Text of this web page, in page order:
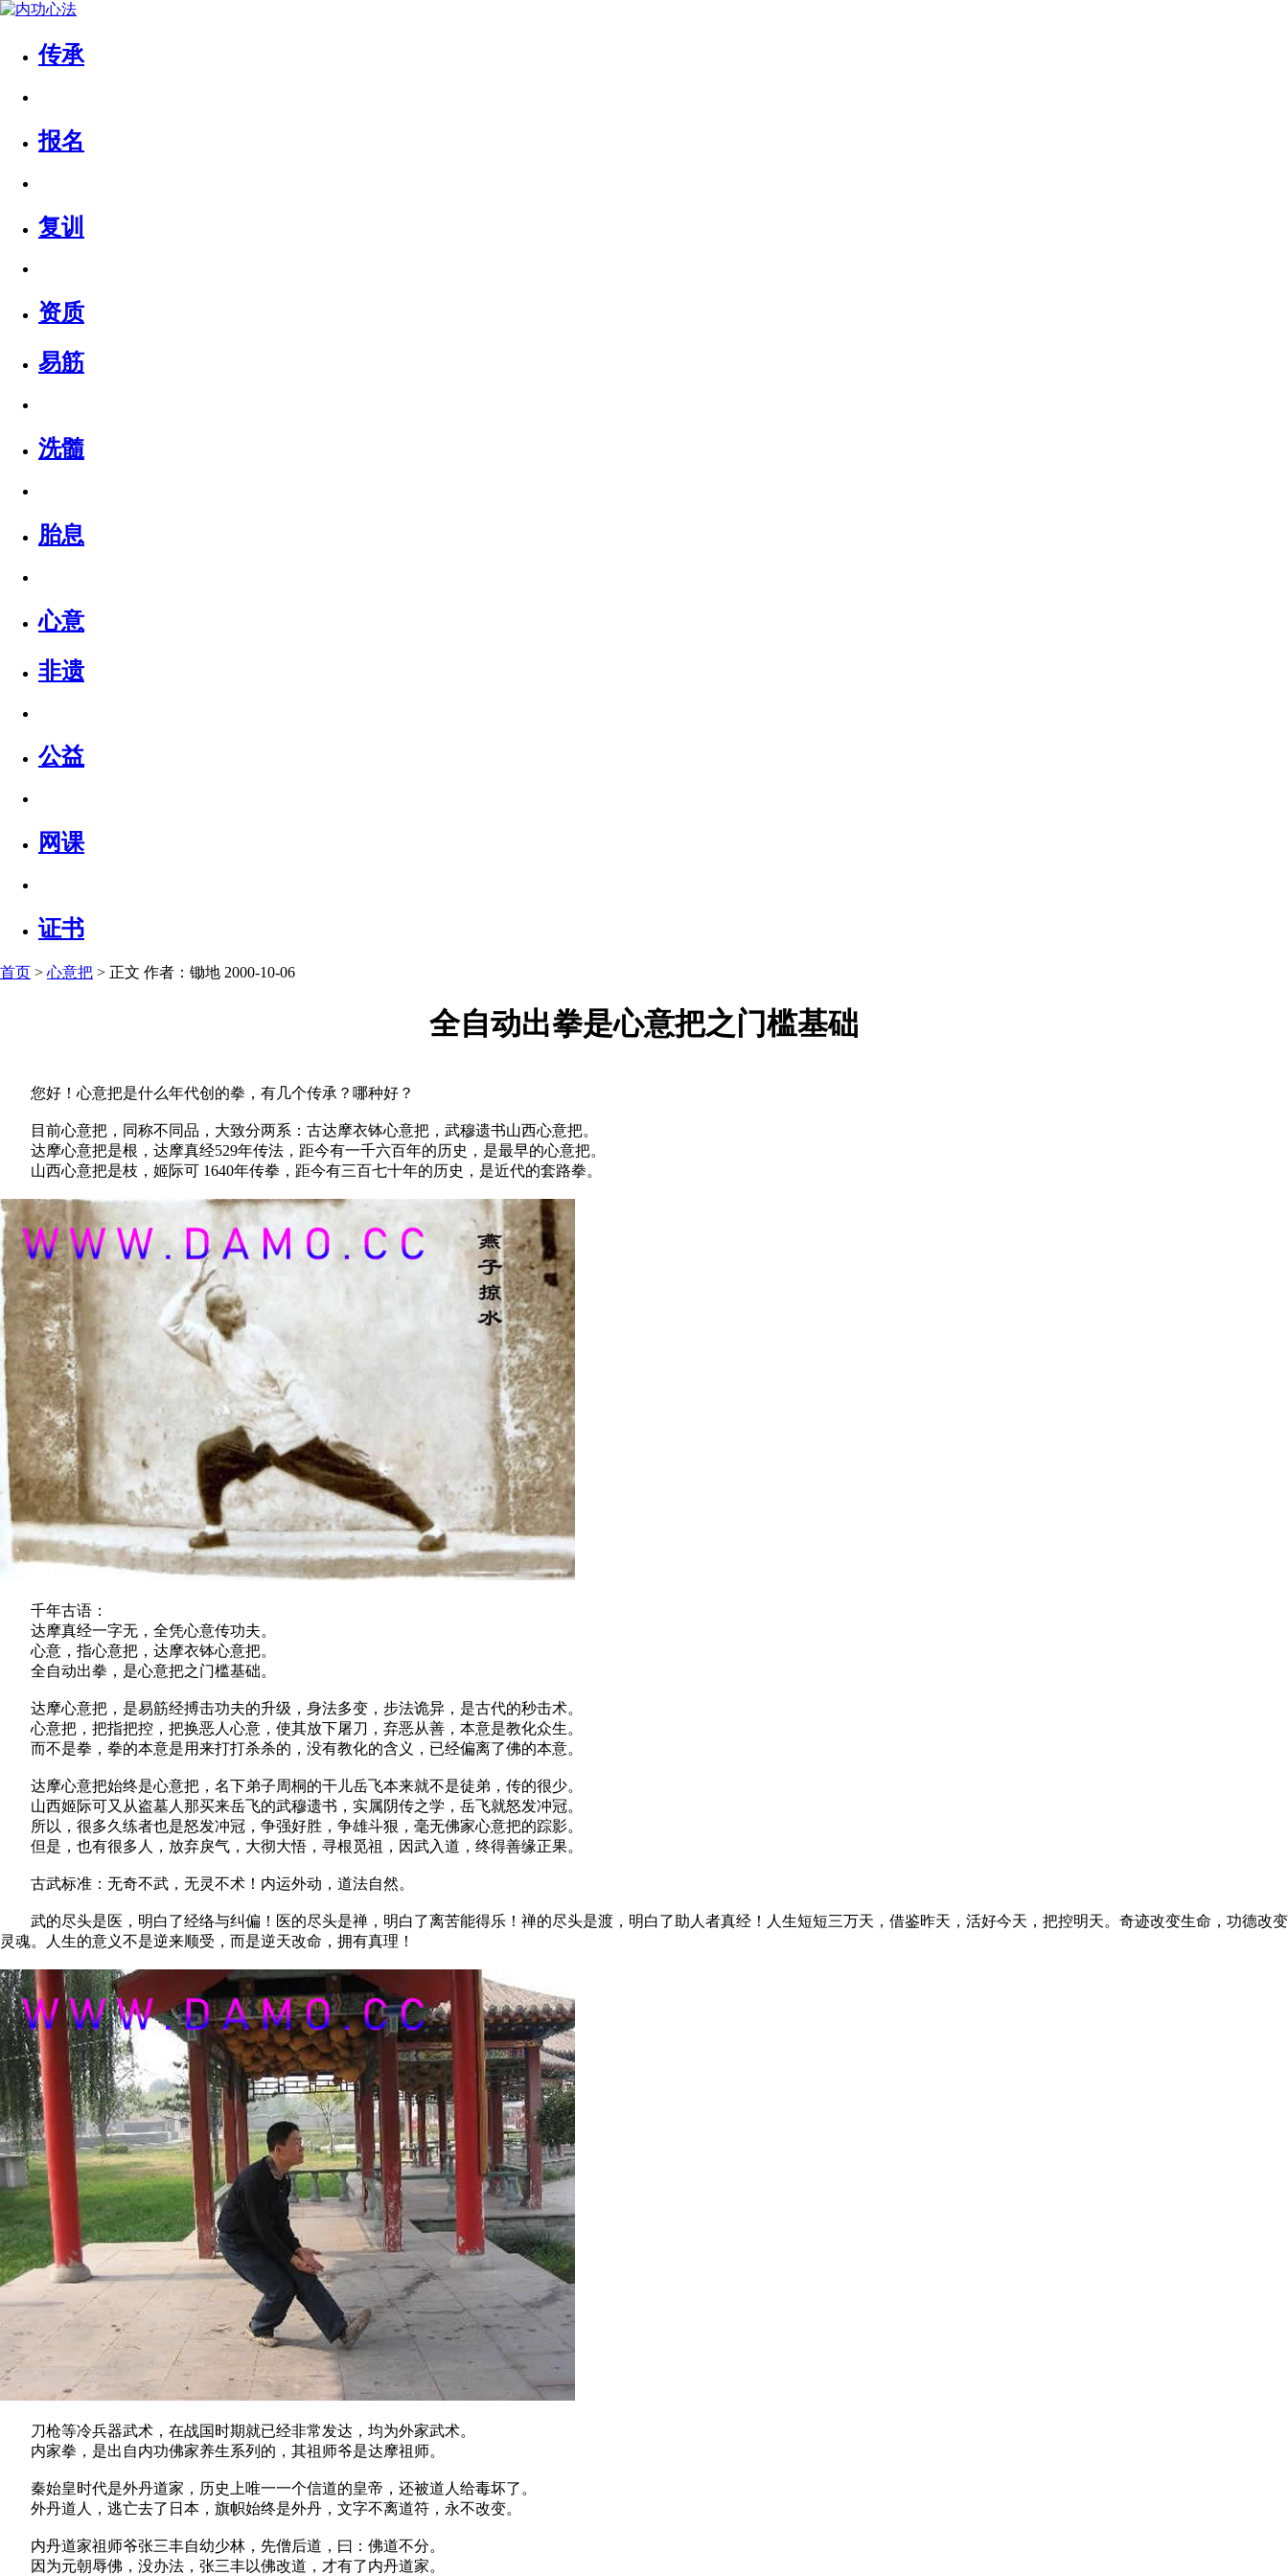
传承
报名
复训
资质
易筋
洗髓
胎息
心意
非遗
公益
网课
证书
首页 > 心意把 > 正文 作者：锄地 2000-10-06
全自动出拳是心意把之门槛基础
您好！心意把是什么年代创的拳，有几个传承？哪种好？
目前心意把，同称不同品，大致分两系：古达摩衣钵心意把，武穆遗书山西心意把。
达摩心意把是根，达摩真经529年传法，距今有一千六百年的历史，是最早的心意把。
山西心意把是枝，姬际可 1640年传拳，距今有三百七十年的历史，是近代的套路拳。
千年古语：
达摩真经一字无，全凭心意传功夫。
心意，指心意把，达摩衣钵心意把。
全自动出拳，是心意把之门槛基础。
达摩心意把，是易筋经搏击功夫的升级，身法多变，步法诡异，是古代的秒击术。
心意把，把指把控，把换恶人心意，使其放下屠刀，弃恶从善，本意是教化众生。
而不是拳，拳的本意是用来打打杀杀的，没有教化的含义，已经偏离了佛的本意。
达摩心意把始终是心意把，名下弟子周桐的干儿岳飞本来就不是徒弟，传的很少。
山西姬际可又从盗墓人那买来岳飞的武穆遗书，实属阴传之学，岳飞就怒发冲冠。
所以，很多久练者也是怒发冲冠，争强好胜，争雄斗狠，毫无佛家心意把的踪影。
但是，也有很多人，放弃戾气，大彻大悟，寻根觅祖，因武入道，终得善缘正果。
古武标准：无奇不武，无灵不术！内运外动，道法自然。
武的尽头是医，明白了经络与纠偏！医的尽头是禅，明白了离苦能得乐！禅的尽头是渡，明白了助人者真经！人生短短三万天，借鉴昨天，活好今天，把控明天。奇迹改变生命，功德改变
灵魂。人生的意义不是逆来顺受，而是逆天改命，拥有真理！
刀枪等冷兵器武术，在战国时期就已经非常发达，均为外家武术。
内家拳，是出自内功佛家养生系列的，其祖师爷是达摩祖师。
秦始皇时代是外丹道家，历史上唯一一个信道的皇帝，还被道人给毒坏了。
外丹道人，逃亡去了日本，旗帜始终是外丹，文字不离道符，永不改变。
内丹道家祖师爷张三丰自幼少林，先僧后道，曰：佛道不分。
因为元朝辱佛，没办法，张三丰以佛改道，才有了内丹道家。